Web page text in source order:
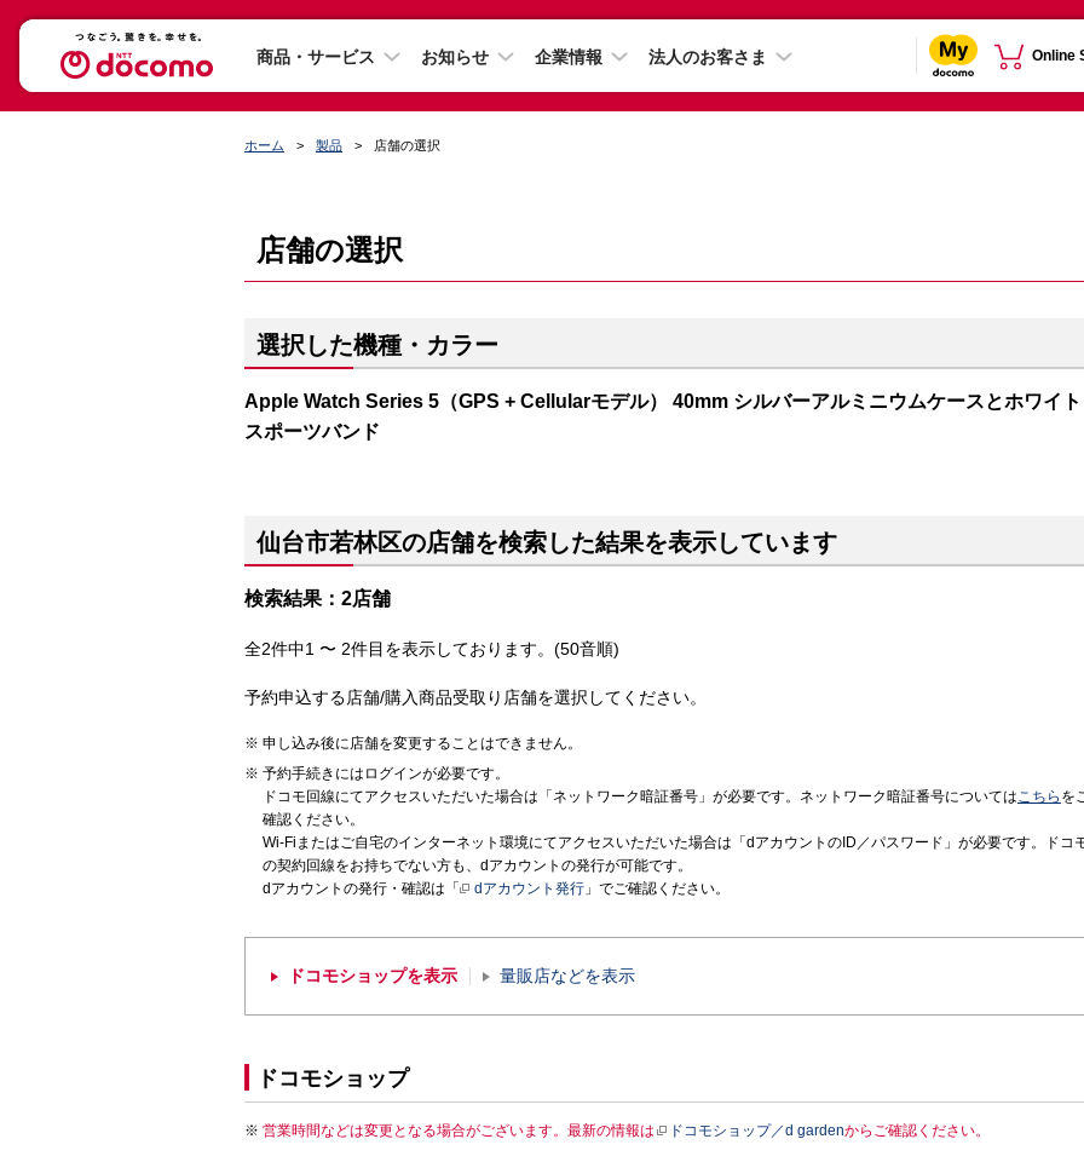
商品・サービス お知らせ 企業情報 法人のお客さま Online
ホーム 製品 店舗の選択
店舗の選択
選択した機種・カラー
Apple Watch Series 5（GPS + Cellularモデル） 40mm シルバーアルミニウムケースとホワイト
スポーツバンド
仙台市若林区の店舗を検索した結果を表示しています
検索結果：2店舗
全2件中1 〜 2件目を表示しております。(50音順)
予約申込する店舗/購入商品受取り店舗を選択してください。
申し込み後に店舗を変更することはできません。
予約手続きにはログインが必要です。
ドコモ回線にてアクセスいただいた場合は「ネットワーク暗証番号」が必要です。ネットワーク暗証番号についてはこちら を
確認ください。
Wi-Fiまたはご自宅のインターネット環境にてアクセスいただいた場合は「dアカウントのID／パスワード」が必要です。ドコ
の契約回線をお持ちでない方も、dアカウントの発行が可能です。
dアカウントの発行・確認は「
dアカウント発行 」でご確認ください。
ドコモショップを表示 量販店などを表示
ドコモショップ
営業時間などは変更となる場合がございます。最新の情報は ドコモショップ／d gardenからご確認ください。